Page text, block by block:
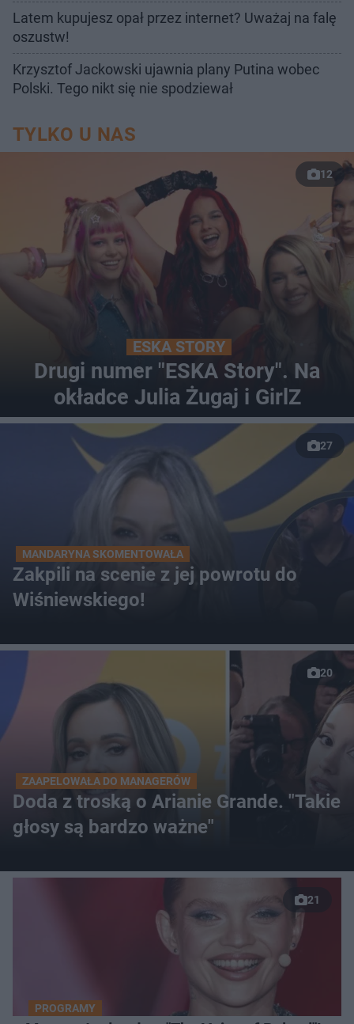
Latem kupujesz opał przez internet? Uważaj na falę
oszustw!
Krzysztof Jackowski ujawnia plany Putina wobec
Polski. Tego nikt się nie spodziewał
TYLKO U NAS
12
ESKA STORY
Drugi numer "ESKA Story". Na
okładce Julia Żugaj i GirlZ
27
MANDARYNA SKOMENTOWAŁA
Zakpili na scenie z jej powrotu do
Wiśniewskiego!
20
ZAAPELOWAŁA DO MANAGERÓW
Doda z troską o Arianie Grande. "Takie
głosy są bardzo ważne"
21
PROGRAMY